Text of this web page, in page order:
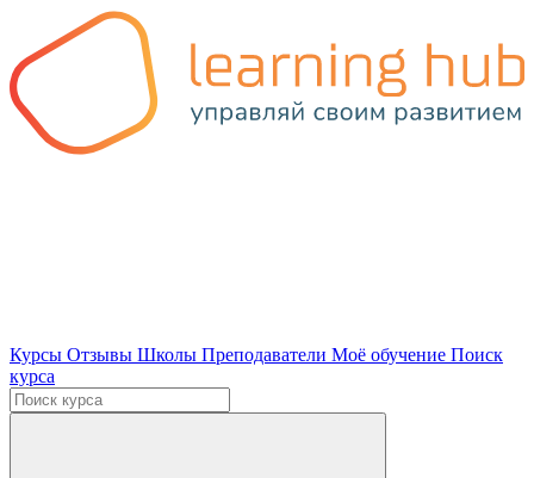
Курсы Отзывы Школы Преподаватели Моё обучение Поиск
курса